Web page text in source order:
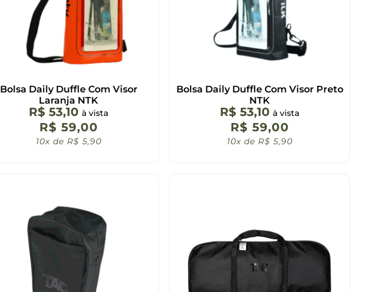
Bolsa Daily Duffle Com Visor
Laranja NTK
R$ 53,10 à vista
R$ 59,00
10x de R$ 5,90
Bolsa Daily Duffle Com Visor Preto
NTK
R$ 53,10 à vista
R$ 59,00
10x de R$ 5,90